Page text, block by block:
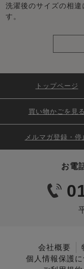
洗濯後のサイズの相
す。
お電
トップページ
買い物かごを見る
メルマガ登録・停
会社概要
個人情報保護に